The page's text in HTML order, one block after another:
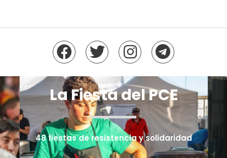
La Fiesta del PCE
48 fiestas de resistencia y solidaridad